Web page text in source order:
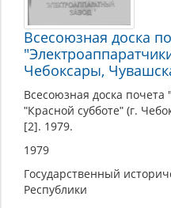
Всесоюзная доска
Чебоксары,
Всесоюзная доска
ʺКрасной субботеʺ (г.
[2]. 1979.
1979
Государственный
Республики